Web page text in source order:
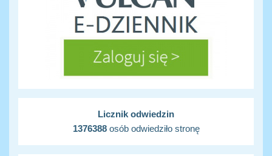
Licznik odwiedzin
1376388osób odwiedziło stronę